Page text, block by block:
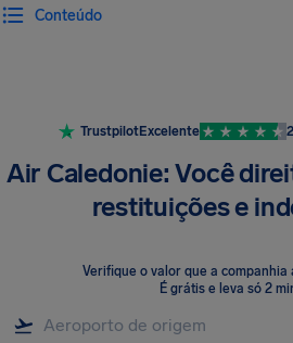
Conteúdo
TrustpilotExcelente
Air Caledonie: Você
restituições e
Verifique o valor que a companhia
É grátis e leva só 2